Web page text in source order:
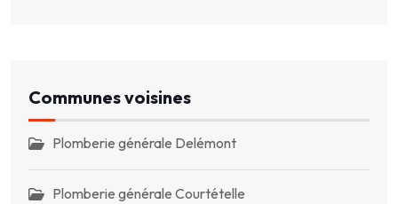
Communes voisines
Plomberie générale Delémont
Plomberie générale Courtételle